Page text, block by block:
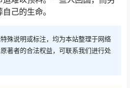
己的生命。
殊说明或标注，均为本站整理于网络
著者的合法权益，可联系我们进行处